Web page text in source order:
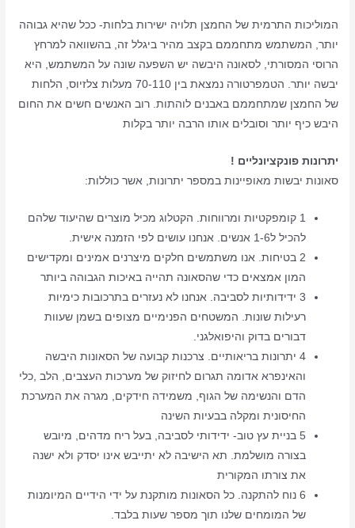
המוליכות התרמית של החמצן תלויה ישירות בלחות- ככל שהיא גבוהה
יותר, המשתמש מתחממם בקצב מהיר ביגלל זה, בהשוואה למרחץ
הרוסי המסורתי, לסאונה היבשה יש השפעה שונה על המשתמש, היא
יבשה יותר. הטמפרטורה נמצאת בין 70-110 מעלות צלזיוס, הלחות
של החמצן שמתחממם באבנים לוהתות. רוב האנשים חשים את החום
היבש כיף יותר וסובלים אותו הרבה יותר בקלות
יתרונות פונקציונליים !
סאונות יבשות מאופיינות במספר יתרונות, אשר כוללות:
1 קומפקטיות ומרווחות. הקטלוג מכיל מוצרים שהיעוד שלהם
להכיל ל1-6 אנשים. אנחנו עושים לפי הזמנה אישית.
2 בטיחות. אנו משתמשים חלקים מיצרנים אמינים ומקדישים
המון אמצאים כדי שהסאונה תהייה באיכות הגבוהה ביותר
3 ידידותיות לסביבה. אנחנו לא נעזרים בתרכובות כימיות
רעילות שונות. המשטחים הפנימיים מצופים בשמן שעוות
דבורים בדוק והיפואלגני.
4 יתרונות בריאותיים. צרכנות קבועה של הסאונות היבשה
והאינפרא אדומה תגרום לחיזוק של מערכות העצבים, הלב ,כלי
הדם והנשימה של הגוף, משמידה חידקים, מגרה את המערכת
החיסונית ומקלה בבעיות השינה
5 בניית עץ טוב- ידידותי לסביבה, בעל ריח מדהים, מיובש
בצורה מושלמת. תא הישיבה לא יתייבש אינו יסדק ולא ישנה
את צורתו המקורית
6 נוח להתקנה. כל הסאונות מותקנת על ידי הידיים המיומנות
של המומחים שלנו תוך מספר שעות בלבד.